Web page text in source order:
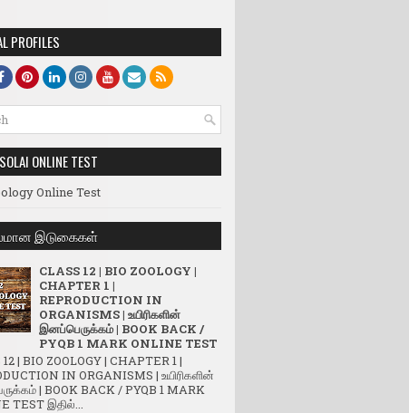
PROFILES
ONLINE TEST
Online Test
இடுகைகள்
CLASS 12 | BIO ZOOLOGY |
CHAPTER 1 |
REPRODUCTION IN
ORGANISMS | உயிரிகளின்
இனப்பெருக்கம் | BOOK BACK /
PYQB 1 MARK ONLINE TEST
| BIO ZOOLOGY | CHAPTER 1 |
IN ORGANISMS | உயிரிகளின்
| BOOK BACK / PYQB 1 MARK
TEST இதில்...